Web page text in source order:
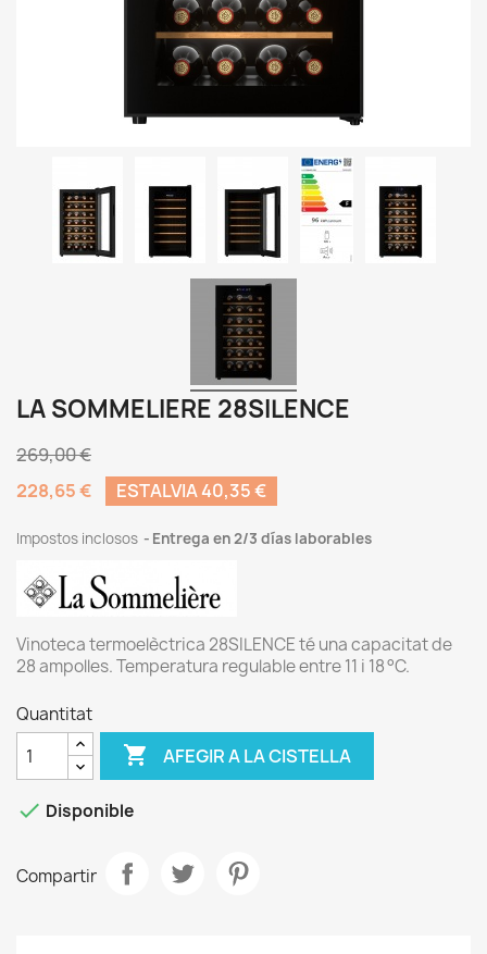
LA SOMMELIERE 28SILENCE
269,00 €
228,65 €
ESTALVIA 40,35 €
Impostos inclosos Entrega en 2/3 días laborables
Vinoteca termoelèctrica 28SILENCE té una capacitat de
28 ampolles. Temperatura regulable entre 11 i 18 °C.
Quantitat
 AFEGIR A LA CISTELLA
 Disponible
Compartir